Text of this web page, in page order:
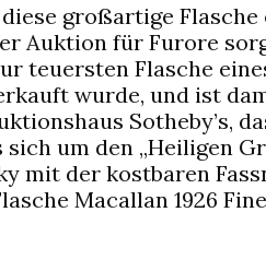
großartige
Auktion für Furore
teuersten Flasche
wurde, und ist
Sotheby’s,
um den „Heiligen
mit der kostbaren
Macallan 1926